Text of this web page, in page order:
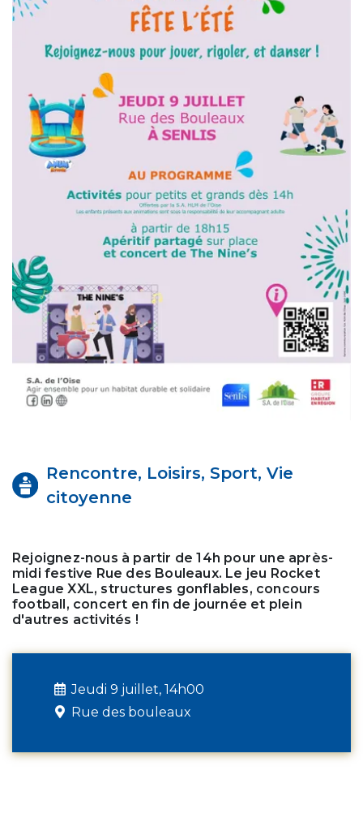
Rencontre, Loisirs, Sport, Vie
citoyenne
Rejoignez-nous à partir de 14h pour une après-
midi festive Rue des Bouleaux. Le jeu Rocket
League XXL, structures gonflables, concours
football, concert en fin de journée et plein
d'autres activités !
Jeudi 9 juillet, 14h00
Rue des bouleaux